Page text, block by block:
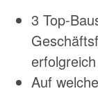
3 Top-
Auf